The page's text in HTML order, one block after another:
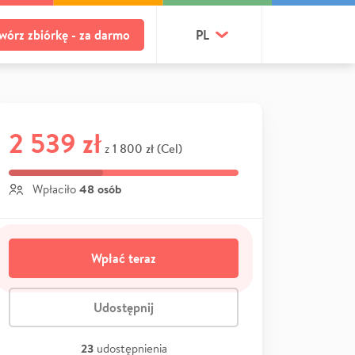
zbiórkę - za darmo PL
2 539 zł z 1 800 zł (Cel)
Wpłaciło 48 osób
Wpłać teraz
Udostępnij
23 udostępnienia